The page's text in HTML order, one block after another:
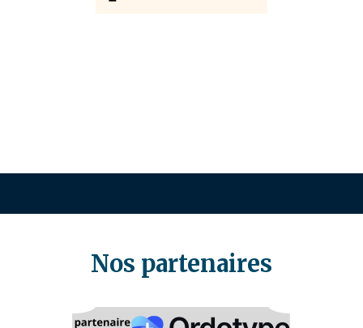
Nos partenaires